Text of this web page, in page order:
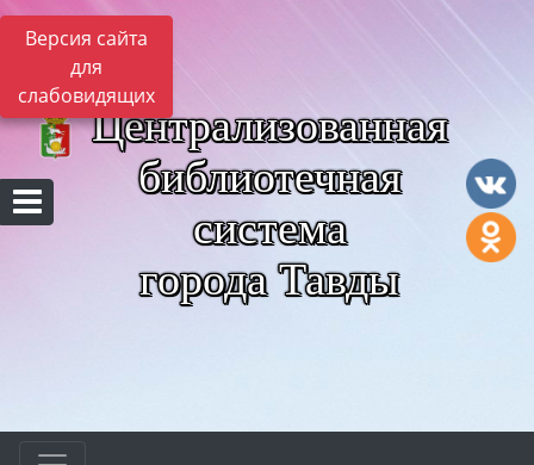
Версия сайта
для
слабовидящих
Централизованная
библиотечная
система
города Тавды